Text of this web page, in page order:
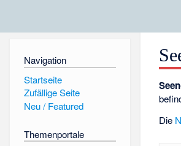
Navigation
Startseite
Zufällige Seite
Neu / Featured
Themenportale
Die